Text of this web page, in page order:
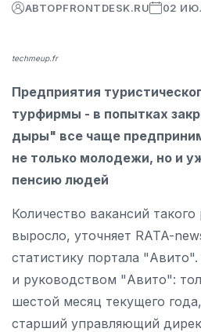
АВТОРFRONTDESK.RU 02
techmeup.fr
Предприятия
турфирмы - в попытках
дыры" все чаще
не только молодежи, но и
пенсию людей
Количество вакансий
выросло, уточняет RATA-
статистику портала
и руководством "Авито":
шестой месяц текущего
старший управляющий